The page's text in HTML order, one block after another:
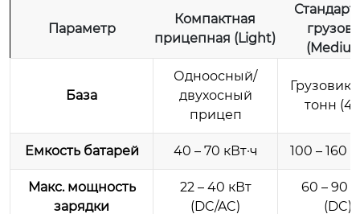
Параметр
Компактная
прицепная (Light)
База
Одноосный/
двухосный
прицеп
Грузовик
тонн
Емкость батарей 40 – 70 кВт·ч 100 – 160
Макс. мощность
зарядки
22 – 40 кВт
(DC/AC)
60 – 90
(DC)